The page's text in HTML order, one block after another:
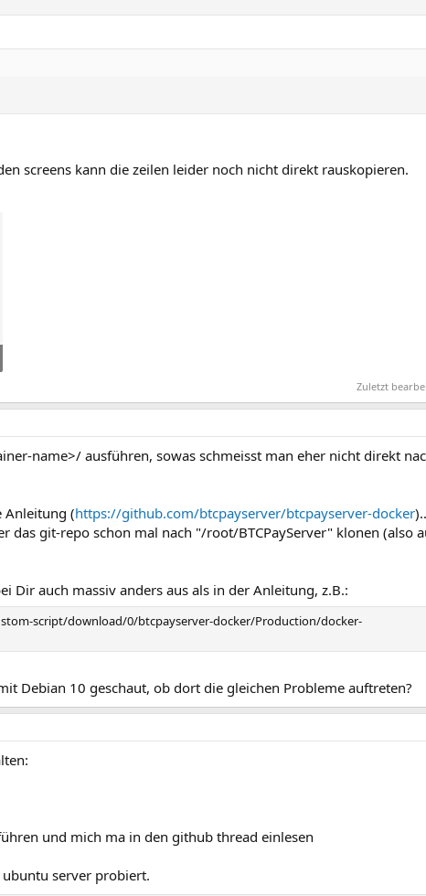
screens kann die zeilen leider noch nicht direkt rauskopieren.
Zuletzt
name>/ ausführen, sowas schmeisst man eher nicht direkt
Anleitung (https://github.com/btcpayserver/btcpayserver-docker
das git-repo schon mal nach "/root/BTCPayServer" klonen (also
Dir auch massiv anders aus als in der Anleitung, z.B.:
script/download/0/btcpayserver-docker/Production/docker-
Debian 10 geschaut, ob dort die gleichen Probleme auftreten?
und mich ma in den github thread einlesen
server probiert.